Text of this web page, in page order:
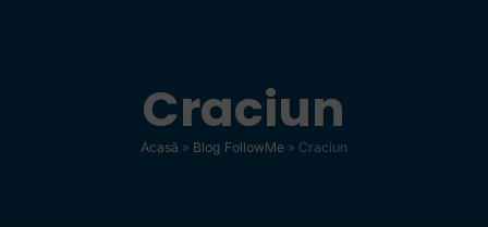
Craciun
Acasă » Blog FollowMe » Craciun